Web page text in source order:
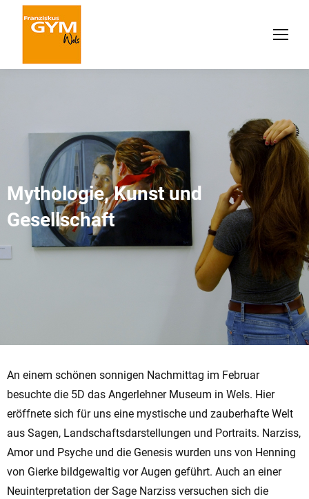
Mythologie, Kunst und
Gesellschaft
An einem schönen sonnigen Nachmittag im Februar
besuchte die 5D das Angerlehner Museum in Wels. Hier
eröffnete sich für uns eine mystische und zauberhafte Welt
aus Sagen, Landschaftsdarstellungen und Portraits. Narziss,
Amor und Psyche und die Genesis wurden uns von Henning
von Gierke bildgewaltig vor Augen geführt. Auch an einer
Neuinterpretation der Sage Narziss versuchen sich die